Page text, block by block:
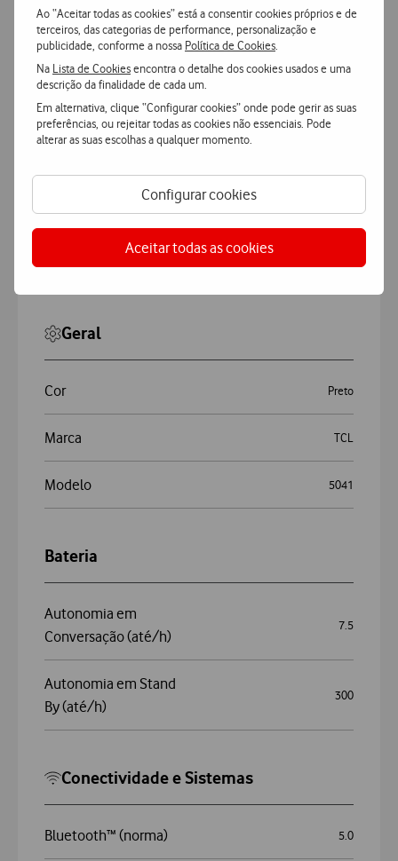
Ao “Aceitar todas as cookies” está a consentir cookies próprios e de
terceiros, das categorias de performance, personalização e
publicidade, conforme a nossa Política de Cookies
Na Lista de Cookiesencontra o detalhe dos cookies usados e uma
descrição da finalidade de cada um.
Em alternativa, clique “Configurar cookies” onde pode gerir as suas
preferências, ou rejeitar todas as cookies não essenciais. Pode
alterar as suas escolhas a qualquer momento.
Configurar cookies
Aceitar todas as cookies
Adicionar
Características
Accordeon
Mais Características
Geral
Cor Preto
Marca TCL
Modelo 5041
Bateria
Autonomia em
Conversação (até/h)
7.5
Autonomia em Stand
By (até/h)
300
Conectividade e Sistemas
Bluetooth™ (norma) 5.0